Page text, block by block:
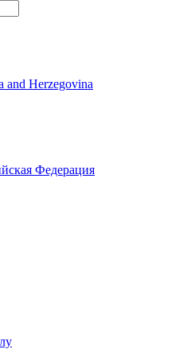
and Herzegovina
Федерация